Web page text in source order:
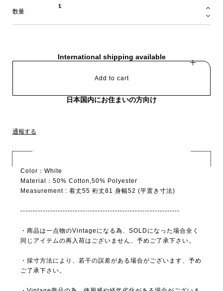
数量
International shipping available
Add to cart
日本国内にお住まいの方向け
通報する
Color：White
Material：50% Cotton,50% Polyester
Measurement : 着丈55 裄丈81 身幅52 (平置き寸法)
----------------------------------------------------------------
・商品は一点物のVintageになる為、SOLDになった場合全く
同じアイテムの再入荷はございません、予めご了承下さい。
・採寸方法により、若干の誤差がある場合がございます、予め
ご了承下さい。